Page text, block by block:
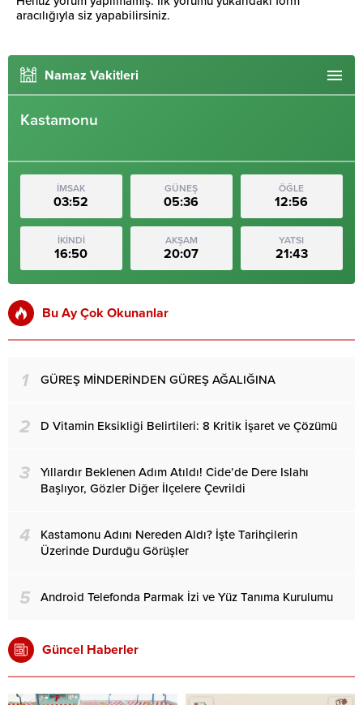
aracılığıyla siz yapabilirsiniz.
Namaz Vakitleri
Kastamonu
İMSAK
03:52
GÜNEŞ
05:36
ÖĞLE
12:56
İKİNDİ
16:50
AKŞAM
20:07
YATSI
21:43
Bu Ay Çok Okunanlar
1 GÜREŞ MİNDERİNDEN GÜREŞ AĞALIĞINA
2 D Vitamin Eksikliği Belirtileri: 8 Kritik İşaret ve Çözümü
3
Yıllardır Beklenen Adım Atıldı! Cide’de Dere Islahı
Başlıyor, Gözler Diğer İlçelere Çevrildi
4
Kastamonu Adını Nereden Aldı? İşte Tarihçilerin
Üzerinde Durduğu Görüşler
5 Android Telefonda Parmak İzi ve Yüz Tanıma Kurulumu
Güncel Haberler